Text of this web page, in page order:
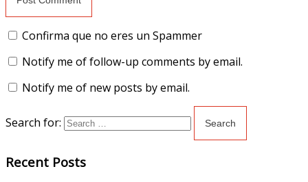
Confirma que no eres un Spammer
Notify me of follow-up comments by email.
Notify me of new posts by email.
Search for:
Recent Posts